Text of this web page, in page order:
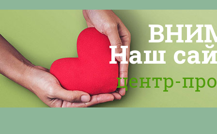
Наш
центр-